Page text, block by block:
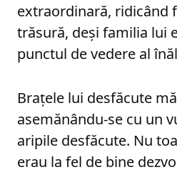
extraordinară, ridicând
trăsură, deși familia lui
punctul de vedere al
Brațele lui desfăcute
asemănându-se cu un
aripile desfăcute. Nu
erau la fel de bine